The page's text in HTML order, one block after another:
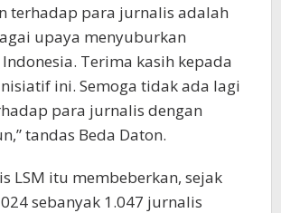
terhadap para jurnalis adalah
upaya menyuburkan
Terima kasih kepada
ini. Semoga tidak ada lagi
para jurnalis dengan
tandas Beda Daton.
LSM itu membeberkan, sejak
sebanyak 1.047 jurnalis